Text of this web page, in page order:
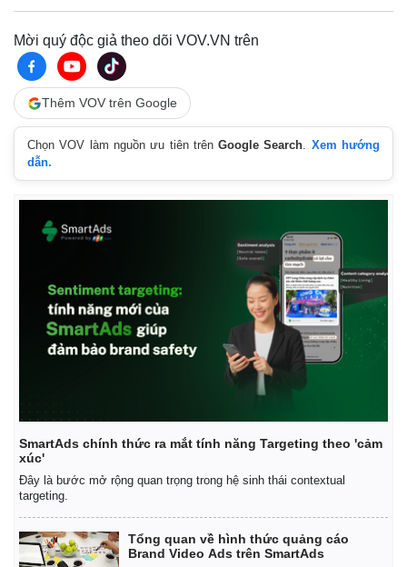
Kinh tế
Bất động sản
Thị trường
Giá vàng
Tiêu dùng
Giá cà phê
Mời quý độc giả theo dõi VOV.VN trên
Thêm VOV trên Google
Chọn VOV làm nguồn ưu tiên trênGoogle Search. Xem hướng
dẫn.
SmartAds chính thức ra mắt tính năng Targeting theo 'cảm
xúc'
Đây là bước mở rộng quan trọng trong hệ sinh thái contextual
targeting.
Tổng quan về hình thức quảng cáo
Brand Video Ads trên SmartAds